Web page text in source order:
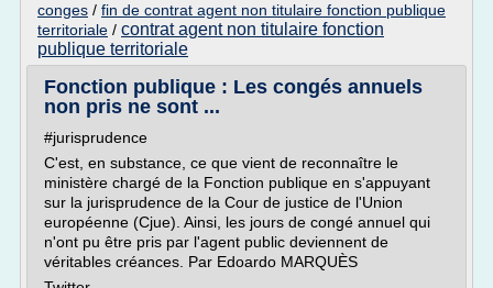
conges / fin de contrat agent non titulaire fonction publique
territoriale / contrat agent non titulaire fonction
publique territoriale
Fonction publique : Les congés annuels
non pris ne sont ...
#jurisprudence
C'est, en substance, ce que vient de reconnaître le
ministère chargé de la Fonction publique en s'appuyant
sur la jurisprudence de la Cour de justice de l'Union
européenne (Cjue). Ainsi, les jours de congé annuel qui
n'ont pu être pris par l'agent public deviennent de
véritables créances. Par Edoardo MARQUÈS